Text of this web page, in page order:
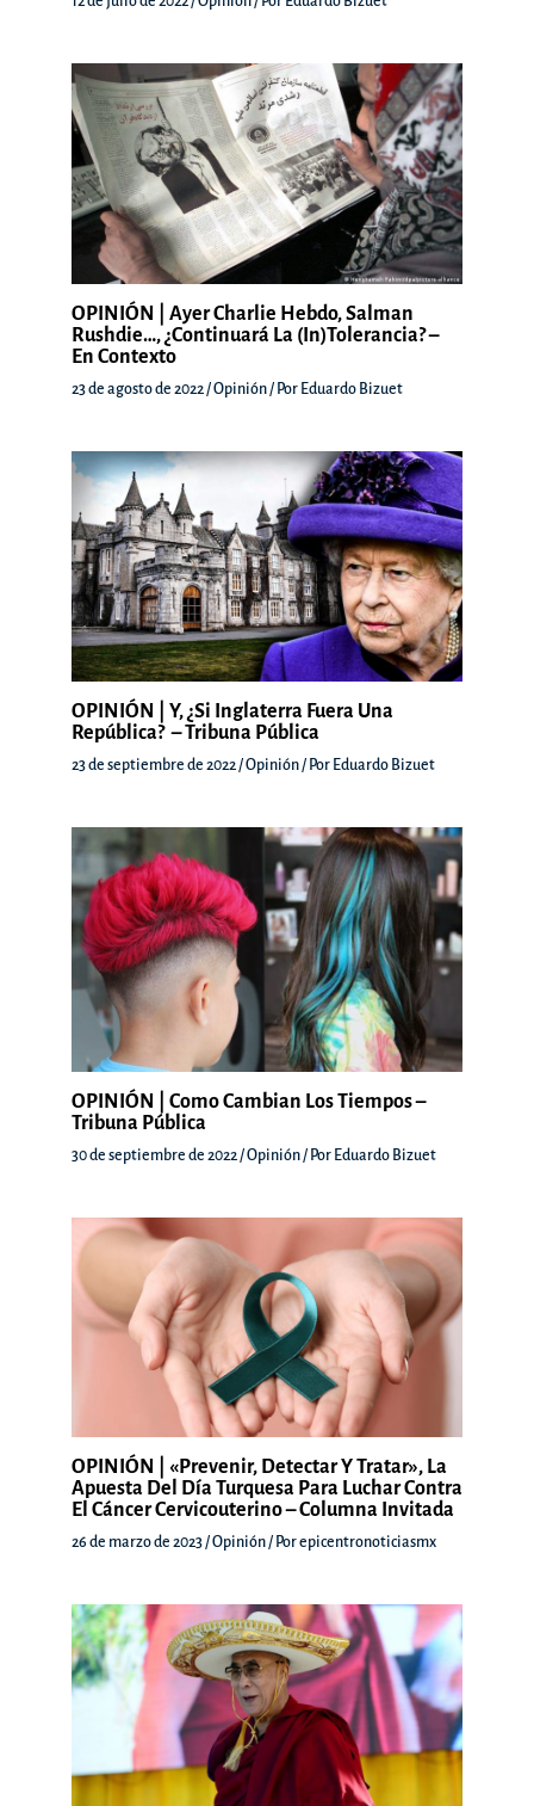
OPINIÓN | Ayer Charlie Hebdo, Salman
Rushdie…, ¿continuará La (in)tolerancia? –
En Contexto
23 de agosto de 2022/Opinión/ Por Eduardo Bizuet
OPINIÓN | Y, ¿si Inglaterra Fuera Una
República? – Tribuna Pública
23 de septiembre de 2022/Opinión/ Por Eduardo Bizuet
OPINIÓN | Como Cambian Los Tiempos –
Tribuna Pública
30 de septiembre de 2022/Opinión/ Por Eduardo Bizuet
OPINIÓN | «Prevenir, Detectar Y Tratar», La
Apuesta Del Día Turquesa Para Luchar Contra
El Cáncer Cervicouterino – Columna Invitada
26 de marzo de 2023/Opinión/ Porepicentronoticiasmx